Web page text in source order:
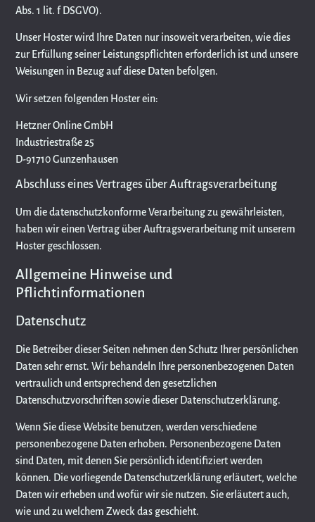
Abs. 1 lit. f DSGVO).
Unser Hoster wird Ihre Daten nur insoweit verarbeiten, wie dies
zur Erfüllung seiner Leistungspflichten erforderlich ist und unsere
Weisungen in Bezug auf diese Daten befolgen.
Wir setzen folgenden Hoster ein:
Hetzner Online GmbH
Industriestraße 25
D-91710 Gunzenhausen
Abschluss eines Vertrages über Auftragsverarbeitung
Um die datenschutzkonforme Verarbeitung zu gewährleisten,
haben wir einen Vertrag über Auftragsverarbeitung mit unserem
Hoster geschlossen.
Allgemeine Hinweise und
Pflichtinformationen
Datenschutz
Die Betreiber dieser Seiten nehmen den Schutz Ihrer persönlichen
Daten sehr ernst. Wir behandeln Ihre personenbezogenen Daten
vertraulich und entsprechend den gesetzlichen
Datenschutzvorschriften sowie dieser Datenschutzerklärung.
Wenn Sie diese Website benutzen, werden verschiedene
personenbezogene Daten erhoben. Personenbezogene Daten
sind Daten, mit denen Sie persönlich identifiziert werden
können. Die vorliegende Datenschutzerklärung erläutert, welche
Daten wir erheben und wofür wir sie nutzen. Sie erläutert auch,
wie und zu welchem Zweck das geschieht.